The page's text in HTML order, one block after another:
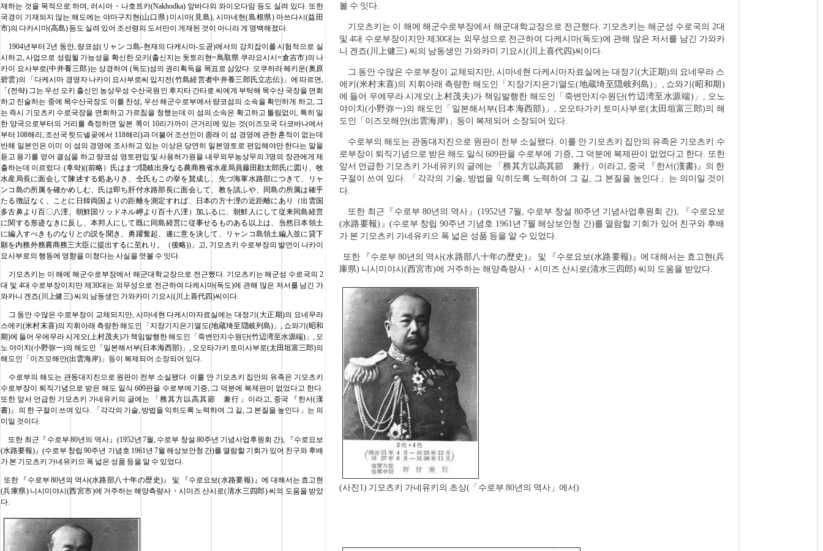
재하는 것을 목적으로 하며, 러시아・나호트카(Nakhodka) 앞바다의 와이오다암 등도 실려 있다. 또한
국경이 기재되지 않는 해도에는 야마구치현(山口県) 미시마(見島), 시마네현(島根県) 마쓰다시(益田
市)의 다카시마(高島) 등도 실려 있어 조선령의 도서만이 게재된 것이 아니라 게 명백해졌다.
1904년부터 2년 동안, 량코섬(リャンコ島-현재의 다케시마-도곧)에서의 강치잡이를 시험적으로 실
시하고, 사업으로 성립될 가능성을 확신한 오키(출신지는 돗토리현=鳥取県 쿠라요시시=倉吉市)의 나
카이 요사부로(中井養三郎)는 상경하여 (독도)섬의 권리획득을 목표로 삼았다. 오쿠하라 헤키운(奥原
碧雲)의 「다케시마 경영자 나카이 요사부로씨 입지전(竹島経営者中井養三郎氏立志伝)」에 따르면,
「(전략) 그는 우선 오키 출신인 농상무성 수산국원인 후지타 간타로 씨에게 부탁해 목수산 국장을 면회
하고 진술하는 중에 목수산국장도 이를 찬성, 우선 해군수로부에서 량코섬의 소속을 확인하게 하고, 그
는 즉시 기모츠키 수로국장을 면회하고 가르침을 청했는데 이 섬의 소속은 확고하고 틀림없이, 특히 일
한 양국으로부터의 거리를 측정하면 일본 쪽이 10리가까이 근거리에 있는 것(이즈모국 다코바나에서
부터 108해리, 조선국 릿드넬곶에서 118해리)과 더불어 조선인이 종래 이 섬 경영에 관한 흔적이 없는데
반해 일본인은 이미 이 섬의 경영에 조사하고 있는 이상은 당연히 일본영토로 편입해야만 한다는 말을
듣고 용기를 얻어 결심을 하고 량코섬 영토편입 및 사용허가원을 내무외무농상무의 3명의 장관에게 제
출하는데 이르렀다. (후략)((前略）氏はまづ隠岐出身なる農商務省水産局員藤田勘太郎氏に図り、牧
水産局長に面会して陳述する処ありき、仝氏もこの挙を賛成し、先づ海軍水路部につきて、リャ
ンコ島の所属を確かめしむ、氏は即ち肝付水路部長に面会して、教を請ふや、同島の所属は確乎
たる徴証なく、ことに日韓両国よりの距離を測定すれば、日本の方十浬の近距離にあり（出雲国
多古鼻より百〇八浬、朝鮮国リッドネル岬より百十八浬）加ふるに、朝鮮人にして従来同島経営
に関する形迹なきに反し、本邦人にして既に同島経営に従事せるものある以上は、当然日本領土
に編入すべきものなりとの説を聞き、勇躍奮起、遂に意を決して、リャンコ島領土編入並に貸下
願を内務外務農商務三大臣に提出するに至れり。（後略))」고, 기모츠키 수로부장의 발언이 나카이
요사부로의 행동에 영향을 미쳤다는 사실을 엿볼 수 잇다.
기모츠키는 이 해에 해군수로부장에서 해군대학교장으로 전근했다. 기모츠키는 해군성 수로국의 2
대 및 4대 수로부장이지만 제30대는 외무성으로 전근하여 다케시마(독도)에 관해 많은 저서를 남긴 가
와카니 겐죠(川上健三) 씨의 남동생인 가와카미 기요시(川上喜代四)씨이다.
그 동안 수많은 수로부장이 교체되지만, 시마네현 다케시마자료실에는 대정기(大正期)의 요네무라
스에키(米村末喜)의 지휘아래 측량한 해도인「지장기지은기열도(地蔵埼至隠岐列島)」, 쇼와기(昭和
期)에 들어 우에무라 시게오(上村茂夫)가 책임발행한 해도인「죽변만지수원단(竹辺湾至水源端)」, 오
노 야이치(小野弥一)의 해도인「일본해서부(日本海西部)」, 오오타가키 토미사부로(太田垣富三郎)의
해도인「이즈모해안(出雲海岸)」등이 복제되어 소장되어 있다.
수로부의 해도는 관동대지진으로 원판이 전부 소실됐다. 이를 안 기모츠키 집안의 유족은 기모츠키
수로부장이 퇴직기념으로 받은 해도 일식 609판을 수로부에 기증, 그 덕분에 복제판이 없었다고 한다.
또한 앞서 언급한 기모츠키 가네유키의 글에는 「務其方以高其節 兼行」이라고, 중국 『한서(漢
書)』의 한 구절이 쓰여 있다. 「각각의 기술, 방법을 익히도록 노력하여 그 길, 그 본질을 높인다」는 의
미일 것이다.
또한 최근『수로부 80년의 역사』(1952년 7월, 수로부 창설 80주년 기념사업후원회 간), 『수로요보
(水路要報)』(수로부 창립 90주년 기념호 1961년 7월 해상보안청 간)를 열람할 기회가 있어 친구와 후배
가 본 기모츠키 가네유키으 폭 넓은 성품 등을 알 수 있었다.
또한 『수로부 80년의 역사(水路部八十年の歴史)』 및 『수로요보(水路要報)』에 대해서는 효고현
(兵庫県) 니시미야시(西宮市)에 거주하는 해양측량사・시미즈 산시로(清水三四郎) 씨의 도움을 받았
다.
볼 수 잇다.
기모츠키는 이 해에 해군수로부장에서 해군대학교장으로 전근했다. 기모츠키는 해군성 수로국의 2대
및 4대 수로부장이지만 제30대는 외무성으로 전근하여 다케시마(독도)에 관해 많은 저서를 남긴 가와카
니 겐죠(川上健三) 씨의 남동생인 가와카미 기요시(川上喜代四)씨이다.
그 동안 수많은 수로부장이 교체되지만, 시마네현 다케시마자료실에는 대정기(大正期)의 요네무라 스
에키(米村末喜)의 지휘아래 측량한 해도인「지장기지은기열도(地蔵埼至隠岐列島)」, 쇼와기(昭和期)
에 들어 우에무라 시게오(上村茂夫)가 책임발행한 해도인「죽변만지수원단(竹辺湾至水源端)」, 오노
야이치(小野弥一)의 해도인「일본해서부(日本海西部)」, 오오타가키 토미사부로(太田垣富三郎)의 해
도인「이즈모해안(出雲海岸)」등이 복제되어 소장되어 있다.
수로부의 해도는 관동대지진으로 원판이 전부 소실됐다. 이를 안 기모츠키 집안의 유족은 기모츠키 수
로부장이 퇴직기념으로 받은 해도 일식 609판을 수로부에 기증, 그 덕분에 복제판이 없었다고 한다. 또한
앞서 언급한 기모츠키 가네유키의 글에는 「務其方以高其節 兼行」이라고, 중국 『한서(漢書)』의 한
구절이 쓰여 있다. 「각각의 기술, 방법을 익히도록 노력하여 그 길, 그 본질을 높인다」는 의미일 것이
다.
또한 최근『수로부 80년의 역사』(1952년 7월, 수로부 창설 80주년 기념사업후원회 간), 『수로요보
(水路要報)』(수로부 창립 90주년 기념호 1961년 7월 해상보안청 간)를 열람할 기회가 있어 친구와 후배
가 본 기모츠키 가네유키으 폭 넓은 성품 등을 알 수 있었다.
또한 『수로부 80년의 역사(水路部八十年の歴史)』 및 『수로요보(水路要報)』에 대해서는 효고현(兵
庫県) 니시미야시(西宮市)에 거주하는 해양측량사・시미즈 산시로(清水三四郎) 씨의 도움을 받았다.
(사진1) 기모츠키 가네유키의 초상(「수로부 80년의 역사」에서)